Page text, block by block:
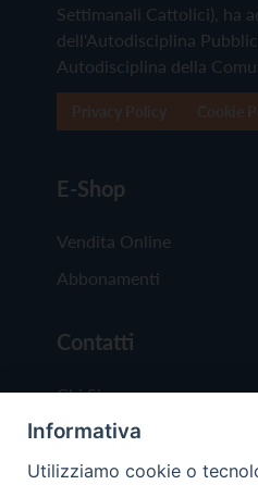
Settimanali Cattolici), ha
dell'Autodisciplina
Autodisciplina della
E-Shop
Vendita Online
Abbonamenti
Contatti
Chi Siamo
Redazione
Scrivici
Informativa
Utilizziamo cookie o